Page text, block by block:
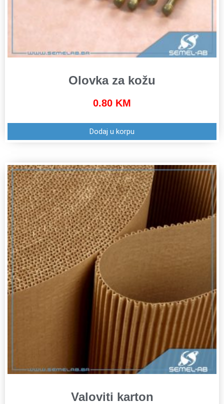
Olovka za kožu
0.80 KM
Dodaj u korpu
Valoviti karton